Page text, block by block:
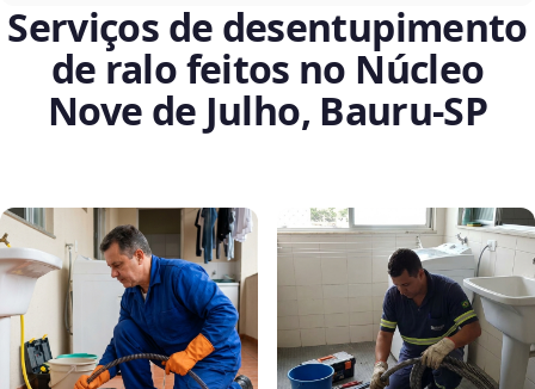
Serviços de desentupimento
de ralo feitos no Núcleo
Nove de Julho, Bauru‑SP